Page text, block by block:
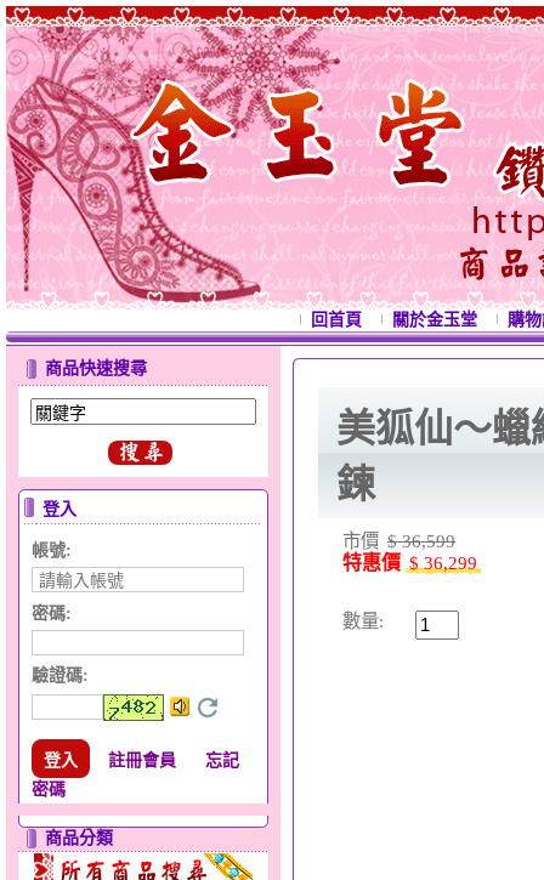
回首頁 關於金玉堂 購
商品快速搜尋
登入
帳號:
密碼:
驗證碼:
註冊會員
忘記
密碼
商品分類
美狐仙～蠟
鍊
市價 $ 36,599
特惠價 $ 36,299
數量: